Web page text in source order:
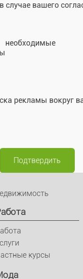
вашего
необходимые
рекламы вокруг
Подтвердить
курсы